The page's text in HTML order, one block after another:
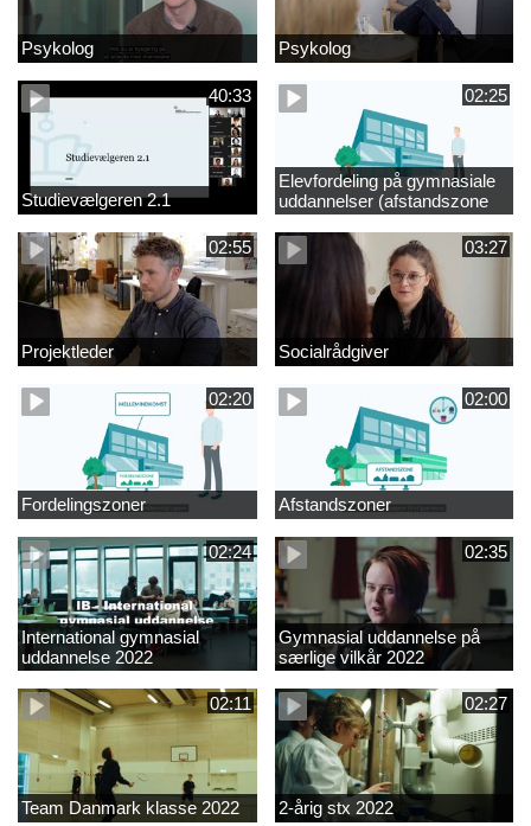
Psykolog Psykolog
40:33
Studievælgeren 2.1
02:25
Elevfordeling på gymnasiale
uddannelser (afstandszone
redigeret)
02:55
Projektleder
03:27
Socialrådgiver
02:20
Fordelingszoner
02:00
Afstandszoner
02:24
International gymnasial
uddannelse 2022
02:35
Gymnasial uddannelse på
særlige vilkår 2022
02:11
Team Danmark klasse 2022
02:27
2-årig stx 2022